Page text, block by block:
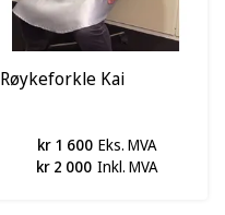
Røykeforkle Kai
kr 1 600 Eks. MVA
kr 2 000 Inkl. MVA